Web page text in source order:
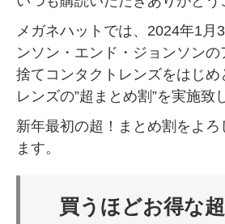
メガネハットでは、2024年1月
ンソン・エンド・ジョンソン
捨てコンタクトレンズをはじめ
レンズの”超まとめ割”を実施致
新年最初の超！まとめ割をよろ
ます。
買うほどお得な